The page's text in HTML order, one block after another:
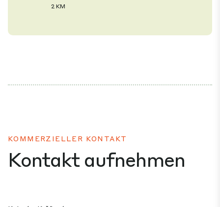
2 KM
KOMMERZIELLER KONTAKT
Kontakt aufnehmen